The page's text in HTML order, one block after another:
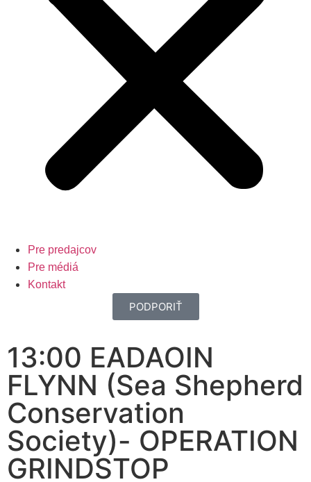
Pre predajcov
Pre médiá
Kontakt
PODPORIŤ
13:00 EADAOIN
FLYNN (Sea Shepherd
Conservation
Society)- OPERATION
GRINDSTOP